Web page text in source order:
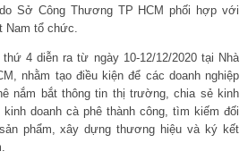
Sở Công Thương TP HCM phối hợp với
Nam tổ chức.
4 diễn ra từ ngày 10-12/12/2020 tại Nhà
nhằm tạo điều kiện để các doanh nghiệp
nắm bắt thông tin thị trường, chia sẻ kinh
doanh cà phê thành công, tìm kiếm đối
phẩm, xây dựng thương hiệu và ký kết